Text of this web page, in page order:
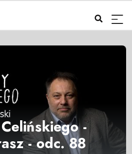
-
- odc. 88